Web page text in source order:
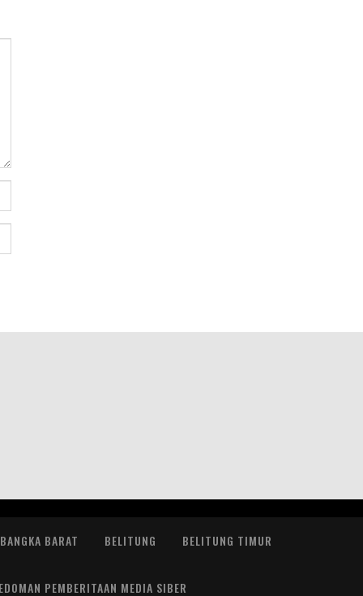
BANGKA BARAT BELITUNG BELITUNG TIMUR
PEMBERITAAN MEDIA SIBER